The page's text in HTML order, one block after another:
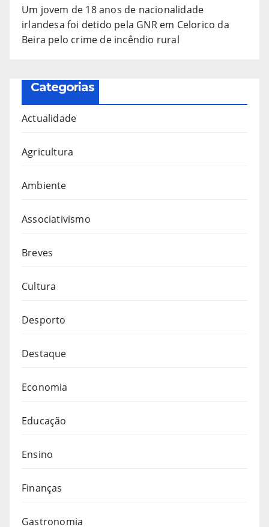
Um jovem de 18 anos de nacionalidade
irlandesa foi detido pela GNR em Celorico da
Beira pelo crime de incêndio rural
Categorias
Actualidade
Agricultura
Ambiente
Associativismo
Breves
Cultura
Desporto
Destaque
Economia
Educação
Ensino
Finanças
Gastronomia